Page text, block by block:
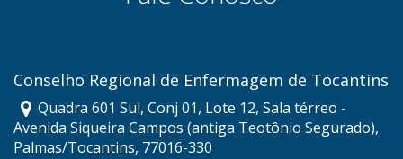
Conselho Regional de Enfermagem de Tocantins
Quadra 601 Sul, Conj 01, Lote 12, Sala térreo -
Avenida Siqueira Campos (antiga Teotônio Segurado),
Palmas/Tocantins, 77016-330